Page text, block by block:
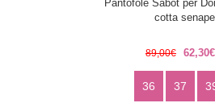
Pantofole Sabot per
cotta senape
89,00€ 62,30€
36 37